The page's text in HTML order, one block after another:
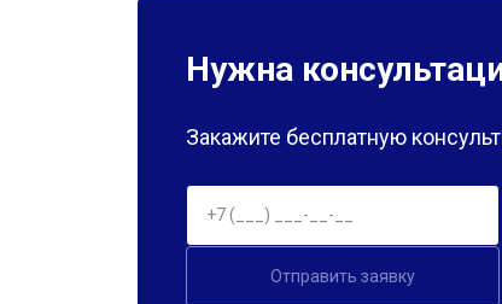
Нужна
Закажите бесплатную
Отправить заявку